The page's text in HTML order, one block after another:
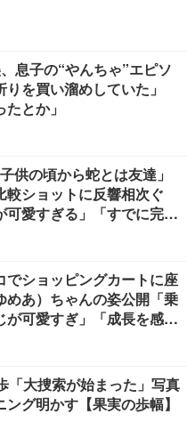
息子の“やんちゃ”エピソ
を買い溜めしていた」
とか」
供の頃から蛇とは友達」
較ショットに反響相次ぐ
可愛すぎる」「すでに完成
でショッピングカートに座
めあ）ちゃんの姿公開「乗
が可愛すぎ」「成長を感じ
「大捜索が始まった」写真
グ明かす【果実の歩幅】